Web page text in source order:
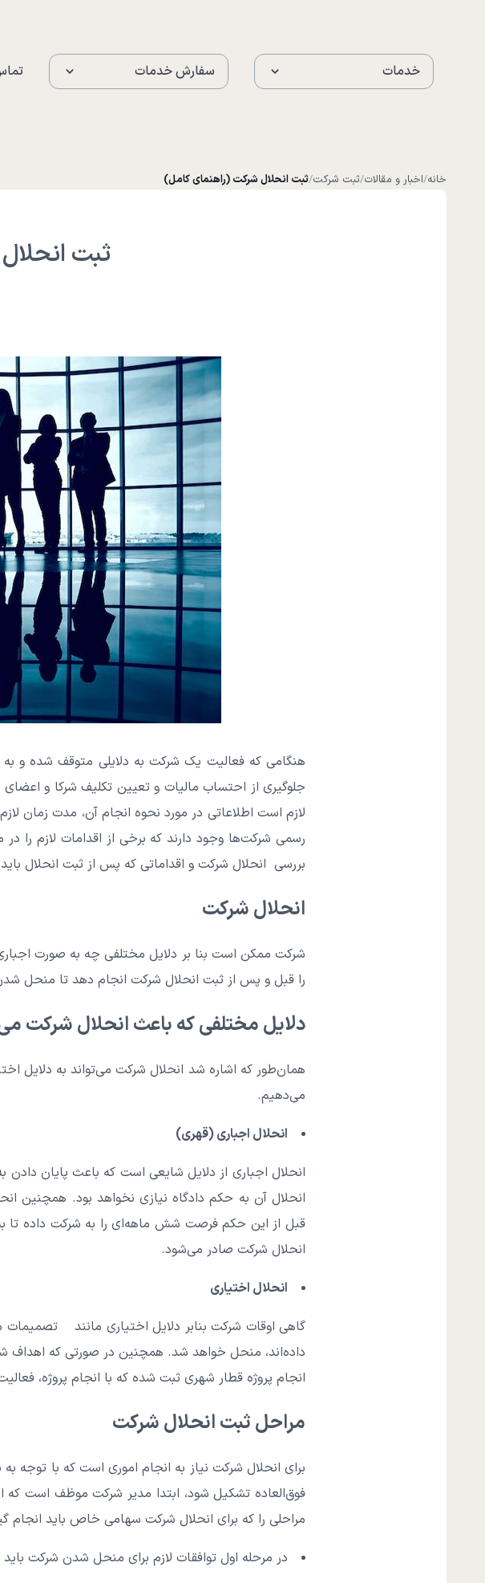
سفارش خدمات خدمات
خانه/اخبار و مقالات/ثبت شرکت/ثبت انحلال شرکت (راهنمای کامل)
ثبت
هنگامی که فعالیت یک شرکت به دلایلی متوقف شده و به
جلوگیری از احتساب مالیات و تعیین تکلیف شرکا و
لازم است اطلاعاتی در مورد نحوه انجام آن، مدت زمان
رسمی شرکت‌ها وجود دارند که برخی از اقدامات لازم را
بررسی انحلال شرکت و اقداماتی که پس از ثبت انحلال باید
انحلال شرکت
شرکت ممکن است بنا بر دلایل مختلفی چه به صورت
را قبل و پس از ثبت انحلال شرکت انجام دهد تا منحل
دلایل مختلفی که باعث انحلال شرکت
همان‌طور که اشاره شد انحلال شرکت می‌تواند به دلایل
می‌دهیم.
انحلال اجباری (قهری)
انحلال اجباری از دلایل شایعی است که باعث پایان
انحلال آن به حکم دادگاه نیازی نخواهد بود. همچنین
قبل از این حکم فرصت شش ماهه‌ای را به شرکت داده‌ تا
انحلال شرکت صادر می‌شود.
انحلال اختیاری
گاهی اوقات شرکت بنابر دلایل اختیاری مانند
داده‌اند، منحل خواهد شد. همچنین در صورتی که اهداف
انجام پروژه قطار شهری ثبت شده که با انجام پروژه،
مراحل ثبت انحلال شرکت
برای انحلال شرکت نیاز به انجام اموری است که با
فوق‌العاده تشکیل شود، ابتدا مدیر شرکت موظف است که
مراحلی را که برای انحلال شرکت سهامی خاص باید انجام
در مرحله اول توافقات لازم برای منحل شدن شرکت